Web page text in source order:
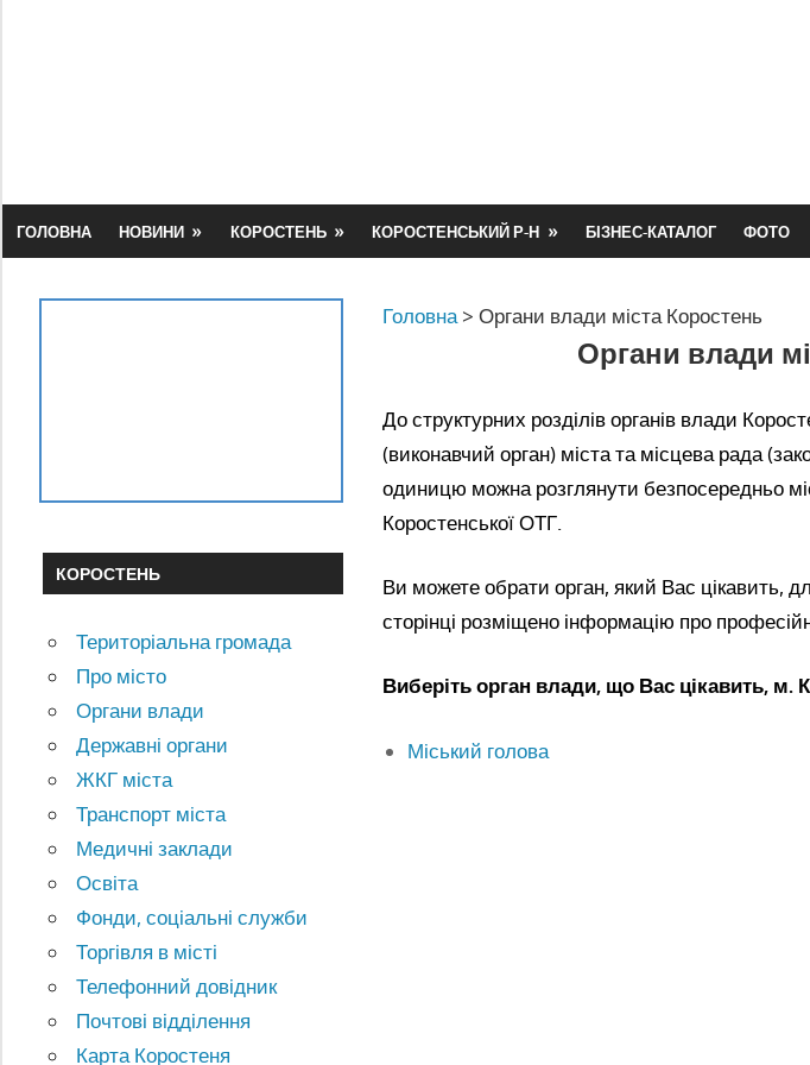
ГОЛОВНА НОВИНИ КОРОСТЕНЬ КОРОСТЕНСЬКИЙ Р-Н БІЗНЕС-КАТАЛОГ ФОТО
Головна > Органи влади міста Коростень
Органи влади
До структурних розділів органів влади
(виконавчий орган) міста та місцева рада
одиницю можна розглянути безпосередньо
Коростенської ОТГ.
Ви можете обрати орган, який Вас цікавить,
сторінці розміщено інформацію про
Виберіть орган влади, що Вас цікавить, м.
Міський голова
КОРОСТЕНЬ
Територіальна громада
Про місто
Органи влади
Державні органи
ЖКГ міста
Транспорт міста
Медичні заклади
Освіта
Фонди, соціальні служби
Торгівля в місті
Телефонний довідник
Почтові відділення
Карта Коростеня